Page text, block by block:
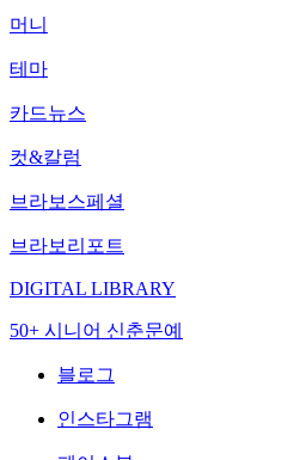
머니
테마
카드뉴스
컷&칼럼
브라보스페셜
브라보리포트
DIGITAL LIBRARY
50+ 시니어 신춘문예
블로그
인스타그램